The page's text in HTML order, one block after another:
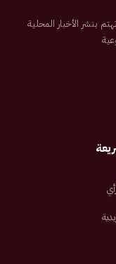
سعودية تم تأسيسها عام 2007م تهتم بنشر الأخبار المحلية